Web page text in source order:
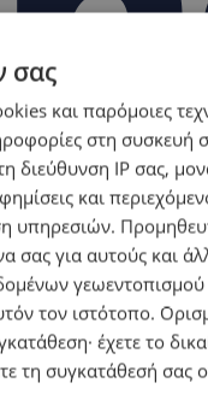
– Πώς
σας
και παρόμοιες
στη συσκευή
IP σας,
και
υπηρεσιών.
σας για αυτούς και
γεωεντοπισμού
τον ιστότοπο.
έχετε το
τη συγκατάθεσή σας